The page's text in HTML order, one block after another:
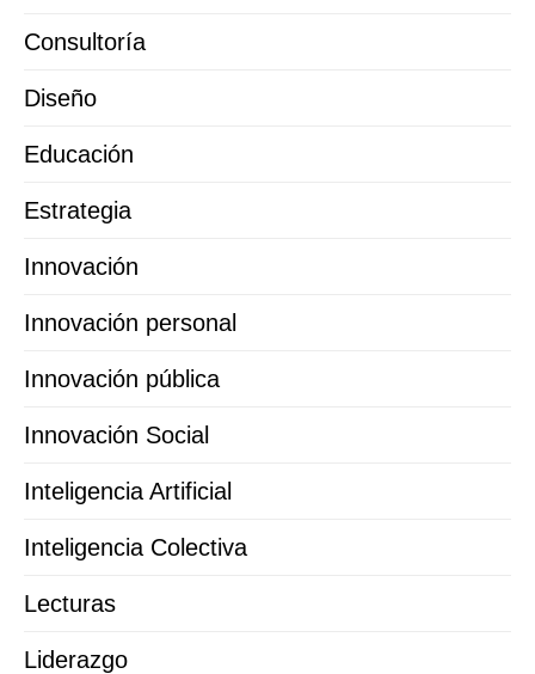
Consultoría
Diseño
Educación
Estrategia
Innovación
Innovación personal
Innovación pública
Innovación Social
Inteligencia Artificial
Inteligencia Colectiva
Lecturas
Liderazgo